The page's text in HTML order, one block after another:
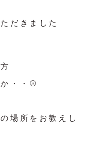
だきました
・・⚾️
場所をお教えし